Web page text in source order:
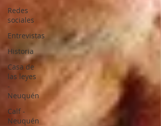
Redes
sociales
Entrevistas
Historia
Casa de
las leyes
-
Neuquén
Calf -
Neuquén